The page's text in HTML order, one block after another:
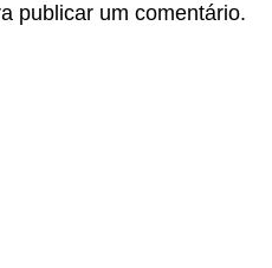
publicar um comentário.